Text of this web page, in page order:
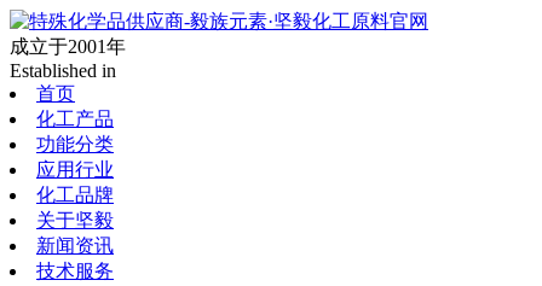
成立于2001年
Established in
首页
化工产品
功能分类
应用行业
化工品牌
关于坚毅
新闻资讯
技术服务